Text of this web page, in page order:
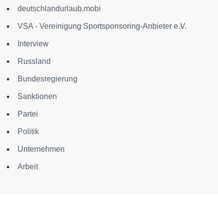
deutschlandurlaub.mobi
VSA - Vereinigung Sportsponsoring-Anbieter e.V.
Interview
Russland
Bundesregierung
Sanktionen
Partei
Politik
Unternehmen
Arbeit